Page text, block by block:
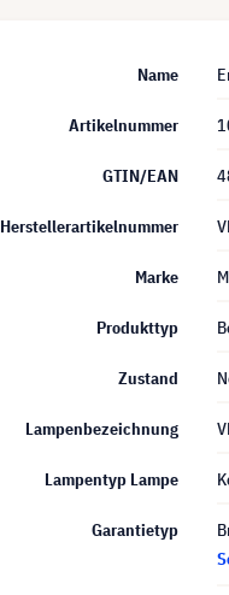
Name
Artikelnummer
GTIN/EAN
Herstellerartikelnummer
Marke
Produkttyp
Zustand
Lampenbezeichnung
Lampentyp Lampe
Garantietyp